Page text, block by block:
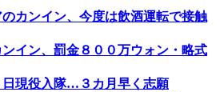
カンイン、今度は飲酒運転で接触
イン、罰金８００万ウォン・略式
日現役入隊…３カ月早く志願